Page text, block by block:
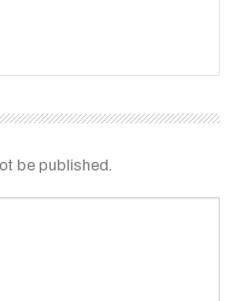
be published.